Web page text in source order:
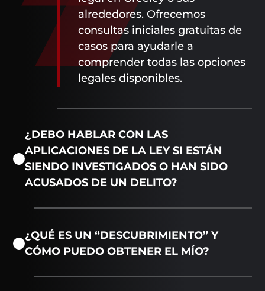
alrededores. Ofrecemos
consultas iniciales gratuitas de
casos para ayudarle a
comprender todas las opciones
legales disponibles.
¿DEBO HABLAR CON LAS
APLICACIONES DE LA LEY SI ESTÁN
SIENDO INVESTIGADOS O HAN SIDO
ACUSADOS DE UN DELITO?
¿QUÉ ES UN “DESCUBRIMIENTO” Y
CÓMO PUEDO OBTENER EL MÍO?